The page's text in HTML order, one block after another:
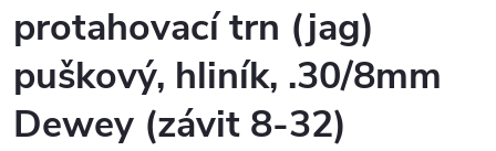
protahovací trn (jag)
puškový, hliník, .30/8mm
Dewey (závit 8-32)